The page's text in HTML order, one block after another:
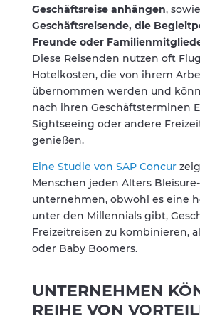
Geschäftsreise anhängen, sowie
Geschäftsreisende, die
Freunde oder
Diese Reisenden nutzen oft
Hotelkosten, die von ihrem
übernommen werden und
nach ihren Geschäftsterminen
Sightseeing oder andere
genießen.
Eine Studie von SAP Concur
Menschen jeden Alters
unternehmen, obwohl es eine
unter den Millennials gibt,
Freizeitreisen zu kombinieren,
oder Baby Boomers.
UNTERNEHMEN
REIHE VON